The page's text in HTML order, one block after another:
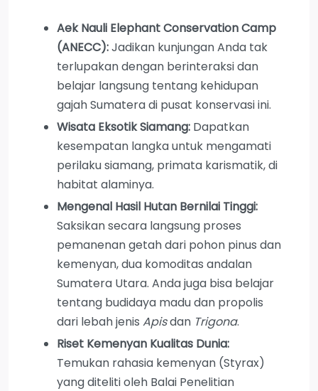
Aek Nauli Elephant Conservation Camp
(ANECC):Jadikan kunjungan Anda tak
terlupakan dengan berinteraksi dan
belajar langsung tentang kehidupan
gajah Sumatera di pusat konservasi ini.
Wisata Eksotik Siamang: Dapatkan
kesempatan langka untuk mengamati
perilaku siamang, primata karismatik, di
habitat alaminya.
Mengenal Hasil Hutan Bernilai Tinggi:
Saksikan secara langsung proses
pemanenan getah dari pohon pinus dan
kemenyan, dua komoditas andalan
Sumatera Utara. Anda juga bisa belajar
tentang budidaya madu dan propolis
dari lebah jenis Apisdan Trigona.
Riset Kemenyan Kualitas Dunia:
Temukan rahasia kemenyan (Styrax)
yang diteliti oleh Balai Penelitian